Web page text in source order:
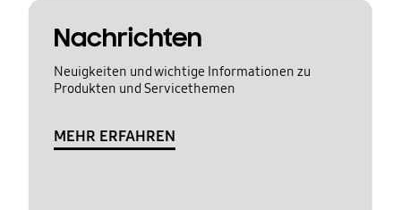
Nachrichten
Neuigkeiten und wichtige Informationen zu
Produkten und Servicethemen
MEHR ERFAHREN